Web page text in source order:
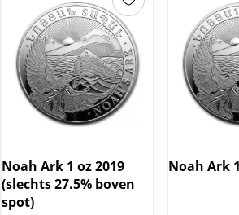
Dit product wordt onder de
verhandeld. Dit houdt in dat wij
over de marge die wij behalen op
De btw mag hierdoor door ons niet
factuur vermeld worden. De prijs
website is inclusief btw
Noah Ark 1 oz 2019
(slechts 27.5% boven
spot)
Noah Ark